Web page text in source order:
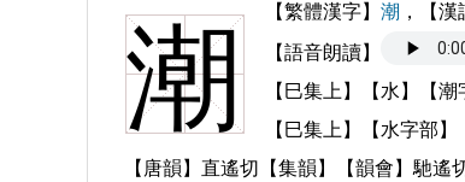
潮
【繁體漢字】 潮 ，【
【語音朗讀】
【巳集上】【水】【潮
【巳集上】【水字部】
【唐韻】直遙切【集韻】【韻會】馳遙